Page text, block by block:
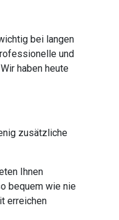
bei langen
und
haben heute
zusätzliche
Ihnen
bequem wie nie
erreichen